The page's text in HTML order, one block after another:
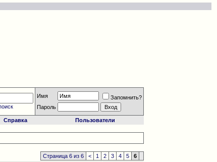
Имя
Запомнить?
Пароль
Справка Пользователи
Страница 6 из 6 < 1 2 3 4 5
6